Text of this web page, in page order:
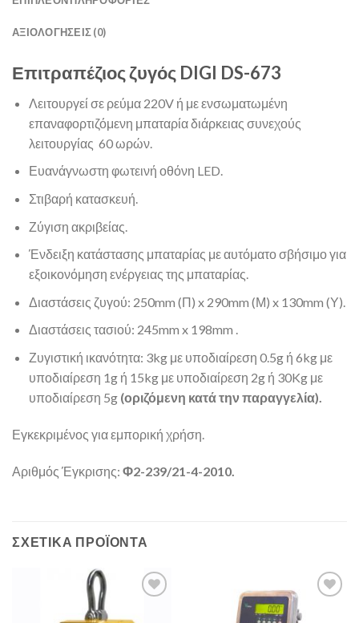
ΑΞΙΟΛΟΓΉΣΕΙΣ (0)
Επιτραπέζιος ζυγός DIGI DS-673
Λειτουργεί σε ρεύμα 220V ή με ενσωματωμένη
επαναφορτιζόμενη μπαταρία διάρκειας συνεχούς
λειτουργίας 60 ωρών.
Ευανάγνωστη φωτεινή οθόνη LED.
Στιβαρή κατασκευή.
Ζύγιση ακριβείας.
Ένδειξη κατάστασης μπαταρίας με αυτόματο σβήσιμο για
εξοικονόμηση ενέργειας της μπαταρίας.
Διαστάσεις ζυγού: 250mm (Π) x 290mm (Μ) x 130mm (Υ).
Διαστάσεις τασιού: 245mm x 198mm .
Ζυγιστική ικανότητα: 3kg με υποδιαίρεση 0.5g ή 6kg με
υποδιαίρεση 1g ή 15kg με υποδιαίρεση 2g ή 30Kg με
υποδιαίρεση 5g (οριζόμενη κατά την παραγγελία).
Εγκεκριμένος για εμπορική χρήση.
Αριθμός Έγκρισης: Φ2-239/21-4-2010.
ΣΧΕΤΙΚΆ ΠΡΟΪΌΝΤΑ